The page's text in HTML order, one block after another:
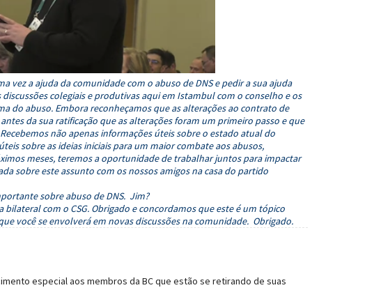
vez a ajuda da comunidade com o abuso de DNS e pedir a sua ajuda
colegiais e produtivas aqui em Istambul com o conselho e os
do abuso. Embora reconheçamos que as alterações ao contrato de
da sua ratificação que as alterações foram um primeiro passo e que
não apenas informações úteis sobre o estado atual do
sobre as ideias iniciais para um maior combate aos abusos,
meses, teremos a oportunidade de trabalhar juntos para impactar
sobre este assunto com os nossos amigos na casa do partido
sobre abuso de DNS. Jim?
bilateral com o CSG. Obrigado e concordamos que este é um tópico
você se envolverá em novas discussões na comunidade. Obrigado.
especial aos membros da BC que estão se retirando de suas